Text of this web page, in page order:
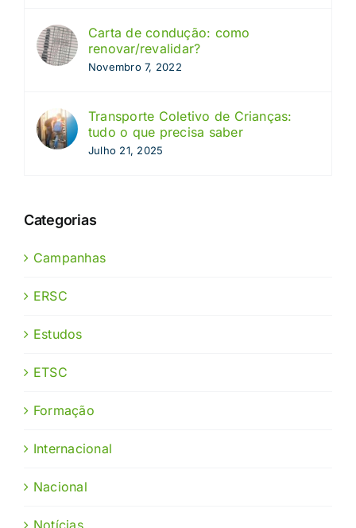
Carta de condução: como
renovar/revalidar?
Novembro 7, 2022
Transporte Coletivo de Crianças:
tudo o que precisa saber
Julho 21, 2025
Categorias
Campanhas
ERSC
Estudos
ETSC
Formação
Internacional
Nacional
Notícias